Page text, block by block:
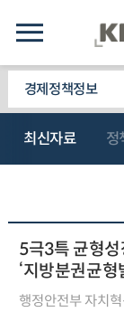
경제정책정보
최신자료 정
5극3특 균형
‘지방분권균
행정안전부 자치